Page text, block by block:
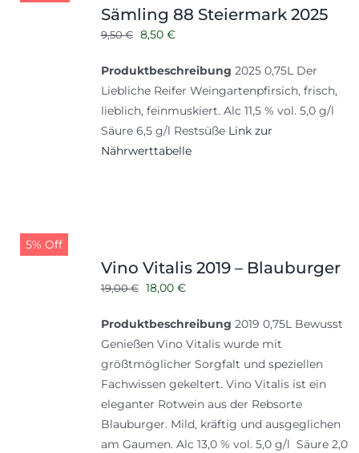
Sämling 88 Steiermark 2025
9,50€ Ursprünglicher
war:
9,50 €
8,50 €Aktueller
ist:
8,50 €.
Produktbeschreibung 2025 0,75L Der
Liebliche Reifer Weingartenpfirsich, frisch,
lieblich, feinmuskiert. Alc 11,5 % vol. 5,0 g/l
Säure 6,5 g/l Restsüße Link zur
Nährwerttabelle
5% Off
Vino Vitalis 2019 – Blauburger
19,00€ Ursprünglicher
war:
19,00 €
18,00 €Aktueller
ist:
18,00 €.
Produktbeschreibung 2019 0,75L Bewusst
Genießen Vino Vitalis wurde mit
größtmöglicher Sorgfalt und speziellen
Fachwissen gekeltert. Vino Vitalis ist ein
eleganter Rotwein aus der Rebsorte
Blauburger. Mild, kräftig und ausgeglichen
am Gaumen. Alc 13,0 % vol. 5,0 g/l Säure 2,0